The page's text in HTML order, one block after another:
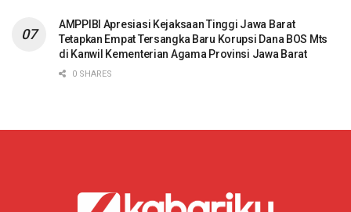
AMPPIBI Apresiasi Kejaksaan Tinggi Jawa Barat
Tetapkan Empat Tersangka Baru Korupsi Dana BOS Mts
di Kanwil Kementerian Agama Provinsi Jawa Barat
0 SHARES